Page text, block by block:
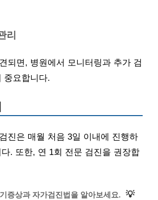
리
되면, 병원에서 모니터링과 추가 검
중요합니다.
진은 매월 처음 3일 이내에 진행하
. 또한, 연 1회 전문 검진을 권장합
증상과 자가검진법을 알아보세요. 💡